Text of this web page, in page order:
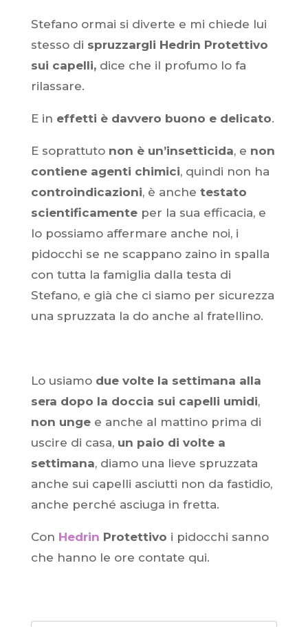
Stefano ormai si diverte e mi chiede lui
stesso di spruzzargli Hedrin Protettivo
sui capelli,dice che il profumo lo fa
rilassare.
E in effetti è davvero buono e delicato.
E soprattuto non è un’insetticida, e non
contiene agenti chimici, quindi non ha
controindicazioni, è anche testato
scientificamenteper la sua efficacia, e
lo possiamo affermare anche noi, i
pidocchi se ne scappano zaino in spalla
con tutta la famiglia dalla testa di
Stefano, e già che ci siamo per sicurezza
una spruzzata la do anche al fratellino.
Lo usiamo due volte la settimana alla
sera dopo la doccia sui capelli umidi,
non ungee anche al mattino prima di
uscire di casa, un paio di volte a
settimana, diamo una lieve spruzzata
anche sui capelli asciutti non da fastidio,
anche perché asciuga in fretta.
Con Hedrin Protettivo i pidocchi sanno
che hanno le ore contate qui.